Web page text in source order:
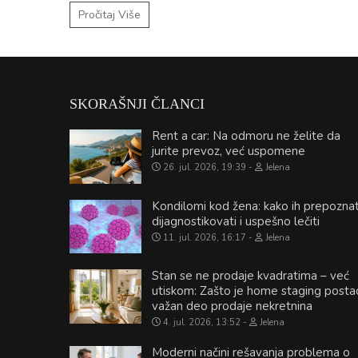
Pročitaj Više
SKORAŠNJI ČLANCI
Rent a car: Na odmoru ne želite da
jurite prevoz, već uspomene
26. jul. 2026, 19:39 Jelena
Kondilomi kod žena: kako ih
dijagnostikovati i uspešno lečiti
11. jul. 2026, 16:17 Jelena
Stan se ne prodaje kvadratima – već
utiskom: Zašto je home staging
važan deo prodaje nekretnina
4. jul. 2026, 13:52 Jelena
Moderni načini rešavanja problema o